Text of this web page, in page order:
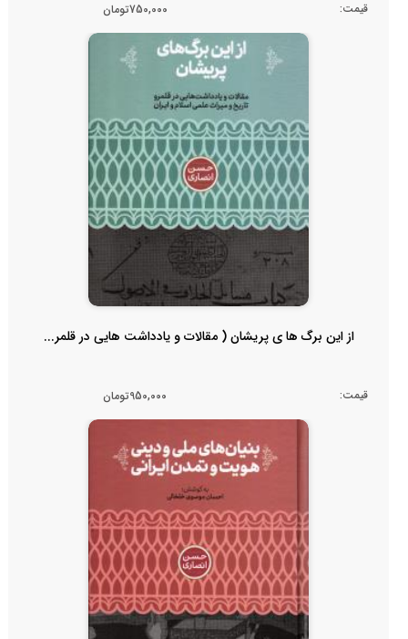
قیمت: 750,000تومان
از این برگ ها ی پریشان ( مقالات و یادداشت هایی در قلمر...
قیمت: 950,000تومان